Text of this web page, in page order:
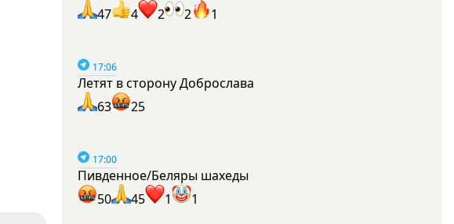
47
4 2 2 1
17:06
Летят в сторону Доброслава
63
25
17:00
Пивденное/Беляры шахеды
50
45 1 1